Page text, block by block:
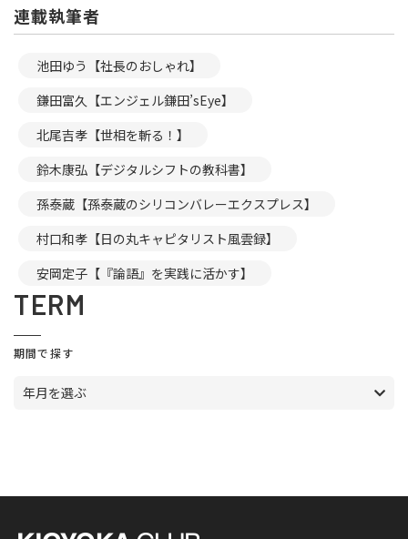
連載執筆者
池田ゆう【社長のおしゃれ】
鎌田富久【エンジェル鎌田’sEye】
北尾吉孝【世相を斬る！】
鈴木康弘【デジタルシフトの教科書】
孫泰蔵【孫泰蔵のシリコンバレーエクスプレス】
村口和孝【日の丸キャピタリスト風雲録】
安岡定子【『論語』を実践に活かす】
TERM
期間で探す
年月を選ぶ